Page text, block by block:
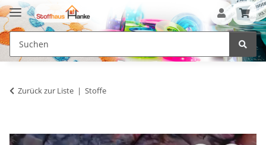
Zurück zur Liste Stoffe